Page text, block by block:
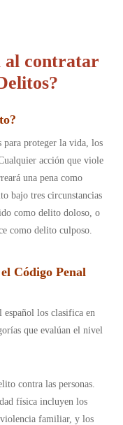
al contratar
?
para proteger la vida, los
acción que viole
una pena como
bajo tres circunstancias
como delito doloso, o
como delito culposo.
Código Penal
los clasifica en
que evalúan el nivel
contra las personas.
física incluyen los
familiar, y los